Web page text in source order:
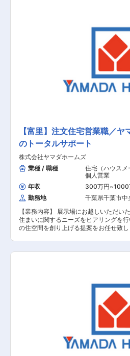
の調査 ■契約関連の事務作業 ■引き渡し
最大手である「ヤマダ」ホールディング
産領域を担当する同社での募集となりま
ダホールディングスグループのグループ
を活用した集客導線が確立されており、
働くことが可能です。また、飛び込み営
んどなく、展示場にお越しいただいた
料請求されたお客様の対応が主になり
【富里】注文住宅営業職／
のトータルサポート
株式会社ヤマダホームズ
業種 / 職種
住宅（ハウスメ
個人営業
年収
300万円~1000
勤務地
千葉県千葉市中
【業務内容】 展示場にお越しいただい
住まいに関するニーズをヒアリングを
の住空間を創り上げる提案をお任せ致し
す。 【具体的な業務内容】 ■展示場へお越しい
の調査 ■契約関連の事務作業 ■引き渡し
最大手である「ヤマダ」ホールディング
産領域を担当する同社での募集となりま
ダホールディングスグループのグループ
を活用した集客導線が確立されており、
働くことが可能です。また、飛び込み営
んどなく、展示場にお越しいただいた
料請求されたお客様の対応が主になり